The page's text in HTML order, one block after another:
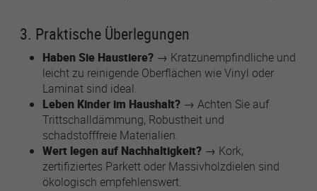
3. Praktische Überlegungen
Haben Sie Haustiere?→ Kratzunempfindliche und
leicht zu reinigende Oberflächen wie Vinyl oder
Laminat sind ideal.
Leben Kinder im Haushalt?→ Achten Sie auf
Trittschalldämmung, Robustheit und
schadstofffreie Materialien.
Wert legen auf Nachhaltigkeit?→ Kork,
zertifiziertes Parkett oder Massivholzdielen sind
ökologisch empfehlenswert.